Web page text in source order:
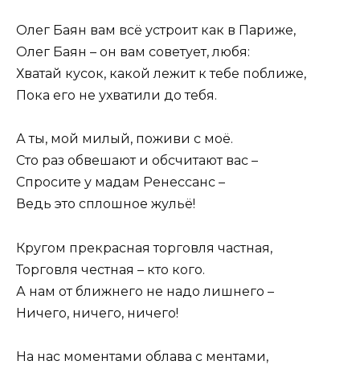
Олег Баян вам всё устроит как в Париже,
Олег Баян – он вам советует, любя:
Хватай кусок, какой лежит к тебе поближе,
Пока его не ухватили до тебя.
А ты, мой милый, поживи с моё.
Сто раз обвешают и обсчитают вас –
Спросите у мадам Ренессанс –
Ведь это сплошное жульё!
Кругом прекрасная торговля частная,
Торговля честная – кто кого.
А нам от ближнего не надо лишнего –
Ничего, ничего, ничего!
На нас моментами облава с ментами,